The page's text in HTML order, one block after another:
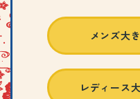
メンズ大
レディース